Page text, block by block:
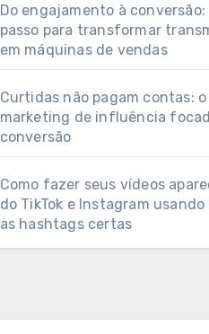
Do engajamento à conversão:
passo para transformar
em máquinas de vendas
Curtidas não pagam contas:
marketing de influência
conversão
Como fazer seus vídeos
do TikTok e Instagram
as hashtags certas